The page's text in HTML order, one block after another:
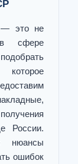
— это не
сфере
России.
нюансы
ошибок